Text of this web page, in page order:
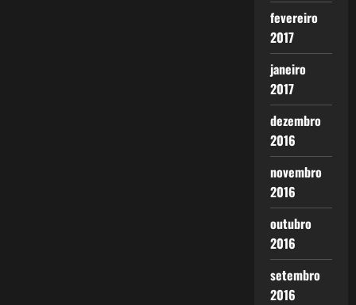
fevereiro
2017
janeiro
2017
dezembro
2016
novembro
2016
outubro
2016
setembro
2016